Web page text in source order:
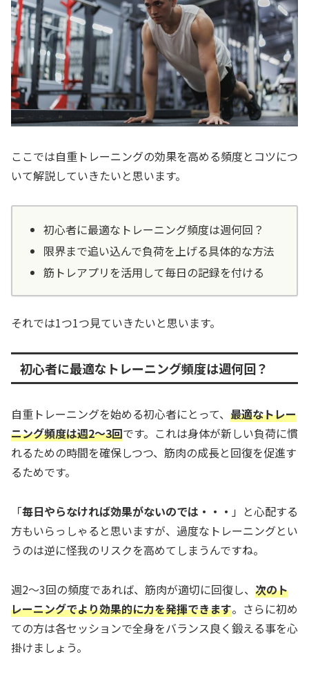
ここでは自重トレーニングの効果を高める頻度とコツにつ
いて解説していきたいと思います。
初心者に最適なトレーニング頻度は週何回？
限界まで追い込んで負荷を上げる具体的な方法
筋トレアプリを活用して毎日の記録を付ける
それでは1つ1つ見ていきたいと思います。
初心者に最適なトレーニング頻度は週何回？
自重トレーニングを始める初心者にとって、 最適なトレー
ニング頻度は週2〜3回です。これは身体が新しい負荷に慣
れるための時間を確保しつつ、筋肉の成長と回復を促進す
るためです。
「毎日やらなければ効果がないのでは・・・ 」と心配する
方もいらっしゃると思いますが、過度なトレーニングとい
うのは逆に怪我のリスクを高めてしまうんですね。
週2〜3回の頻度であれば、筋肉が適切に回復し、 次のト
レーニングでより効果的に力を発揮できます。さらに初め
ての方は各セッションで全身をバランス良く鍛える事を心
掛けましょう。